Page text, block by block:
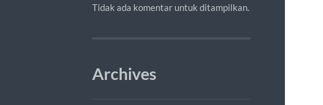
Tidak ada komentar untuk ditampilkan.
Archives